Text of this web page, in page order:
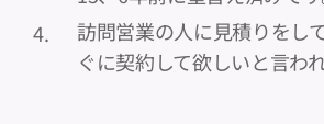
訪問営業の人に見積りをし
ぐに契約して欲しいと言わ